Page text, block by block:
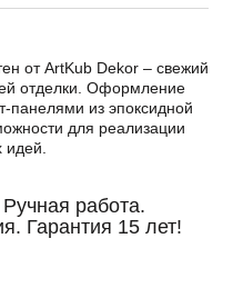
от ArtKub Dekor – свежий
отделки. Оформление
панелями из эпоксидной
для реализации
идей.
работа.
Гарантия 15 лет!